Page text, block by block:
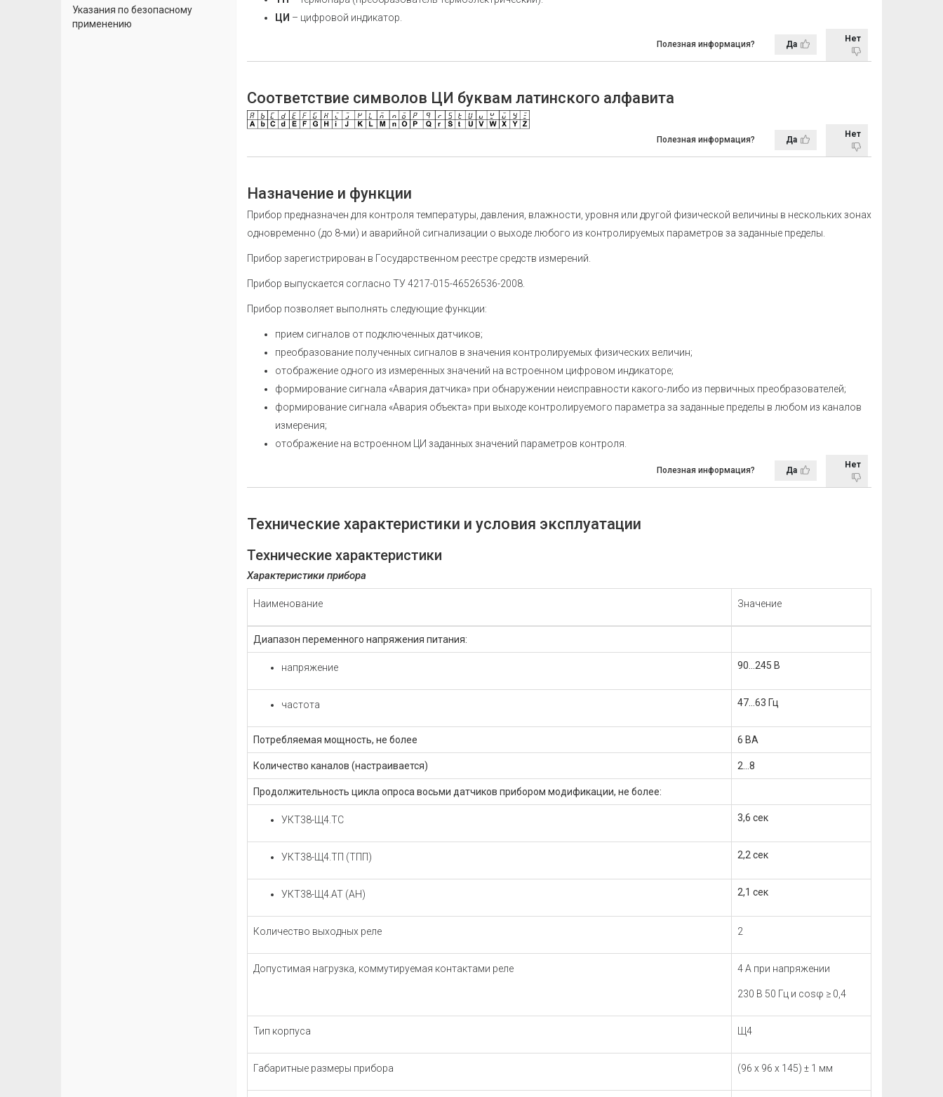
Указания по безопасному
применению
ЦИ – цифровой индикатор.
Полезная информация? Да
Нет
Соответствие символов ЦИ буквам латинского алфавита
Полезная информация? Да
Нет
Назначение и функции
Прибор предназначен для контроля температуры, давления, влажности, уровня или другой физической величины в нескольких зонах
одновременно (до 8-ми) и аварийной сигнализации о выходе любого из контролируемых параметров за заданные пределы.
Прибор зарегистрирован в Государственном реестре средств измерений.
Прибор выпускается согласно ТУ 4217-015-46526536-2008.
Прибор позволяет выполнять следующие функции:
прием сигналов от подключенных датчиков;
преобразование полученных сигналов в значения контролируемых физических величин;
отображение одного из измеренных значений на встроенном цифровом индикаторе;
формирование сигнала «Авария датчика» при обнаружении неисправности какого-либо из первичных преобразователей;
формирование сигнала «Авария объекта» при выходе контролируемого параметра за заданные пределы в любом из каналов
измерения;
отображение на встроенном ЦИ заданных значений параметров контроля.
Полезная информация? Да
Нет
Технические характеристики и условия эксплуатации
Технические характеристики
Характеристики прибора
Наименование Значение
Диапазон переменного напряжения питания:
напряжение 90...245 В
частота 47…63 Гц
Потребляемая мощность, не более 6 ВА
Количество каналов (настраивается) 2...8
Продолжительность цикла опроса восьми датчиков прибором модификации, не более:
УКТ38-Щ4.ТС 3,6 сек
УКТ38-Щ4.ТП (ТПП) 2,2 сек
УКТ38-Щ4.АТ (АН) 2,1 сек
Количество выходных реле 2
Допустимая нагрузка, коммутируемая контактами реле 4 А при напряжении
230 В 50 Гц и cosφ ≥ 0,4
Тип корпуса Щ4
Габаритные размеры прибора (96 х 96 х 145) ± 1 мм